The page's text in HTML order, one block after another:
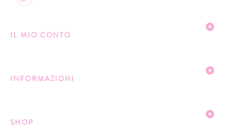
IL MIO CONTO
INFORMAZIONI
SHOP